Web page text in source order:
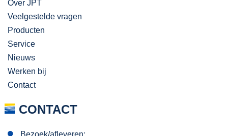
Over JPT
Veelgestelde vragen
Producten
Service
Nieuws
Werken bij
Contact
CONTACT
Bezoek/afleveren: